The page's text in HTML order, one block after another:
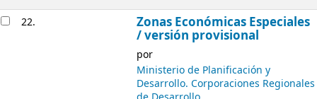
22. Zonas Económicas Especiales
/ versión provisional
por
Ministerio de Planificación y
Desarrollo. Corporaciones Regionales